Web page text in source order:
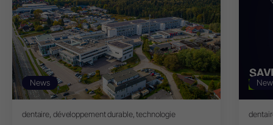
News
dentaire, développement durable, technologie